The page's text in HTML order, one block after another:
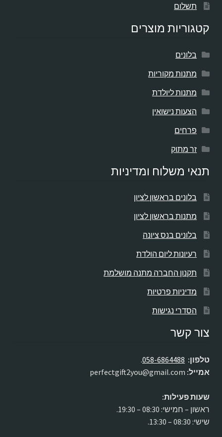
תשלום
קטגוריות מוצרים
בלונים
מתנות מקוריות
מתנות ליולדת
הצעות נישואין
פרחים
זר מתוק
תנאי משלוח ומדיניות
בלונים בראשון לציון
מתנות בראשון לציון
בלונים בנס ציונה
רעיונות ליום הולדת
תקנון החברה מתנה מושלמת
מדיניות פרטיות
הסדרי נגישות
צור קשר
טלפון: 058-6864488
.
אמייל:
שעות פעילות:
ראשון – חמישי: 08:30 – 19:30.
שישי: 08:30 – 13:30.